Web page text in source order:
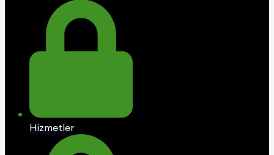
Hizmetler